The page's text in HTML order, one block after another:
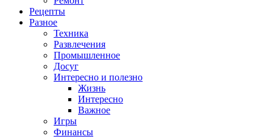
Рецепты
Разное
Техника
Развлечения
Промышленное
Досуг
Интересно и полезно
Жизнь
Интересно
Важное
Игры
Финансы